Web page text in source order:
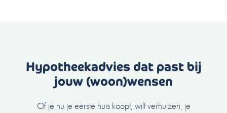
Hypotheekadvies dat past bij
jouw (woon)wensen
Of je nu je eerste huis koopt, wilt verhuizen, je